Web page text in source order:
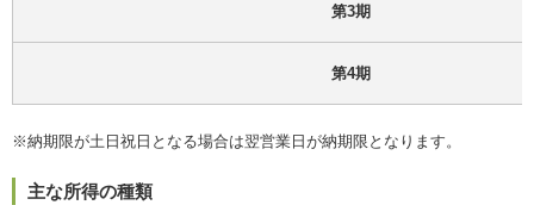
第3期
第4期
※納期限が土日祝日となる場合は翌営業日が納期限となります。
主な所得の種類